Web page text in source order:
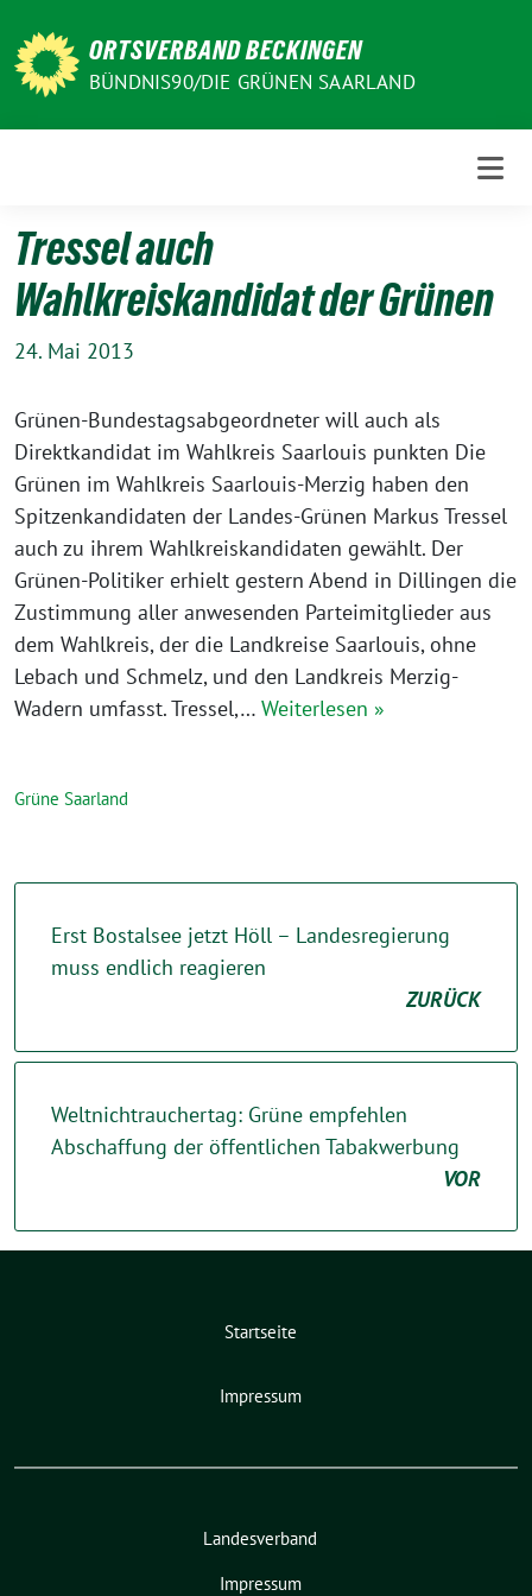
zum
Inhalt
ORTSVERBAND BECKINGEN
BÜNDNIS90/DIE GRÜNEN SAARLAND
Tressel auch
Wahlkreiskandidat der Grünen
24. Mai 2013
Grünen-Bundestagsabgeordneter will auch als
Direktkandidat im Wahlkreis Saarlouis punkten Die
Grünen im Wahlkreis Saarlouis-Merzig haben den
Spitzenkandidaten der Landes-Grünen Markus Tressel
auch zu ihrem Wahlkreiskandidaten gewählt. Der
Grünen-Politiker erhielt gestern Abend in Dillingen die
Zustimmung aller anwesenden Parteimitglieder aus
dem Wahlkreis, der die Landkreise Saarlouis, ohne
Lebach und Schmelz, und den Landkreis Merzig-
Wadern umfasst. Tressel,… Weiterlesen »
Grüne Saarland
Erst Bostalsee jetzt Höll – Landesregierung
muss endlich reagieren
ZURÜCK
Weltnichtrauchertag: Grüne empfehlen
Abschaffung der öffentlichen Tabakwerbung
VOR
Startseite
Impressum
Landesverband
Impressum